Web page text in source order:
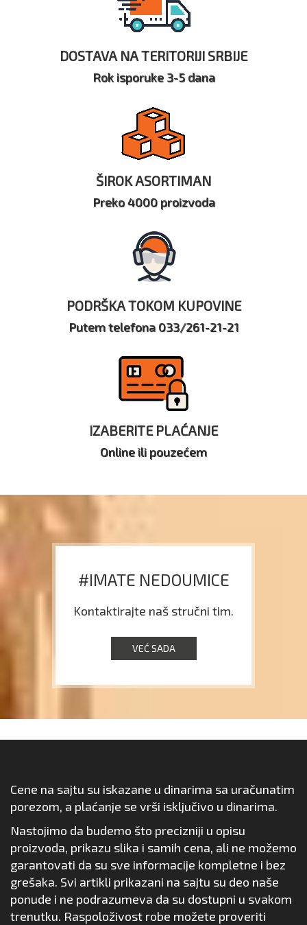
DOSTAVA NA TERITORIJI SRBIJE
Rok isporuke 3-5 dana
ŠIROK ASORTIMAN
Preko 4000 proizvoda
PODRŠKA TOKOM KUPOVINE
Putem telefona 033/261-21-21
IZABERITE PLAĆANJE
Online ili pouzećem
#IMATE NEDOUMICE
Kontaktirajte naš stručni tim.
VEĆ SADA
Cene na sajtu su iskazane u dinarima sa uračunatim
porezom, a plaćanje se vrši isključivo u dinarima.
Nastojimo da budemo što precizniji u opisu
proizvoda, prikazu slika i samih cena, ali ne možemo
garantovati da su sve informacije kompletne i bez
grešaka. Svi artikli prikazani na sajtu su deo naše
ponude i ne podrazumeva da su dostupni u svakom
trenutku. Raspoloživost robe možete proveriti